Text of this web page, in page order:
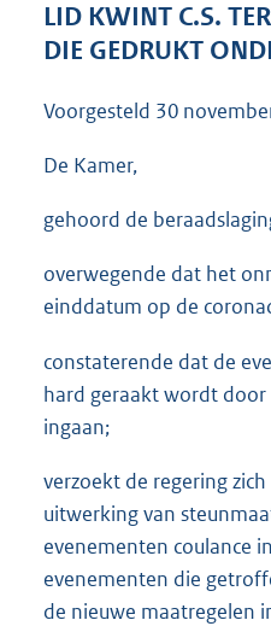
LID KWINT C.S.
DIE GEDRUKT
Voorgesteld 30
De Kamer,
gehoord de
overwegende dat het
einddatum op de
constaterende dat de
hard geraakt wordt door
ingaan;
verzoekt de regering
uitwerking van
evenementen coulance
evenementen die
de nieuwe maatregelen